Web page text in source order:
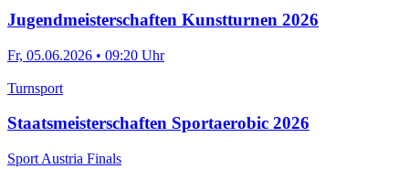
Jugendmeisterschaften Kunstturnen 2026
Fr, 05.06.2026 • 09:20 Uhr
Turnsport
Staatsmeisterschaften Sportaerobic 2026
Sport Austria Finals